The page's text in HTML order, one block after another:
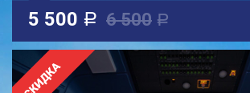
5 500 a 6 500 a